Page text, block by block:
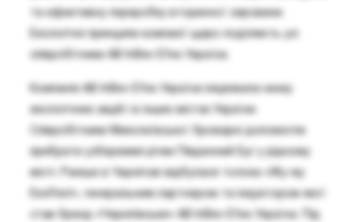
та ефективну переробку вторинної сировини.
Екологічні принципи компанії щиро поділяють усі
співробітники AB InBev Efes Україна.
Компанія AB InBev Efes Україна ініціювала низку
екологічних акцій і в інших містах України.
Співробітники Миколаївської броварні допомогли
прибрати узбережжя річки Південний Буг у рідному
місті. Раніше в Чернігові відбулася толока «Жу-жу
ЕкоFest», генеральним партнером та ініціатором якої
став бренд «Чернігівське» AB InBev Efes Україна. Під